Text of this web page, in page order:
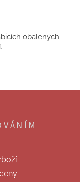
obalených